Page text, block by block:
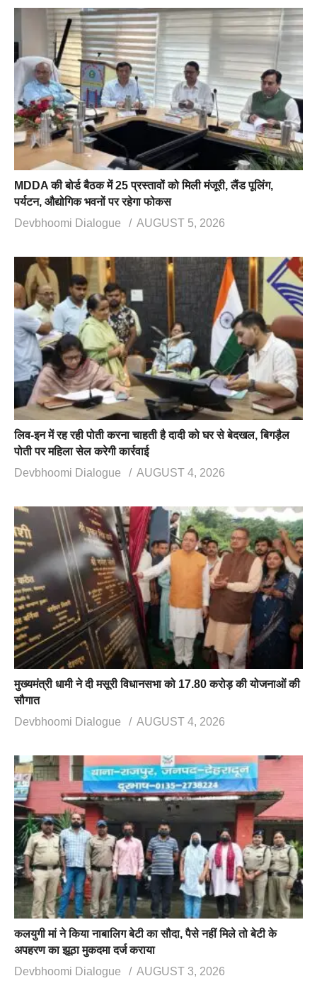
MDDA की बोर्ड बैठक में 25 प्रस्तावों को मिली मंजूरी, लैंड पूलिंग,
पर्यटन, औद्योगिक भवनों पर रहेगा फोकस
Devbhoomi Dialogue
AUGUST 5, 2026
लिव-इन में रह रही पोती करना चाहती है दादी को घर से बेदखल, बिगड़ैल
पोती पर महिला सेल करेगी कार्रवाई
Devbhoomi Dialogue
AUGUST 4, 2026
मुख्यमंत्री धामी ने दी मसूरी विधानसभा को 17.80 करोड़ की योजनाओं की
सौगात
Devbhoomi Dialogue
AUGUST 4, 2026
कलयुगी मां ने किया नाबालिग बेटी का सौदा, पैसे नहीं मिले तो बेटी के
अपहरण का झूठा मुकदमा दर्ज कराया
Devbhoomi Dialogue
AUGUST 3, 2026